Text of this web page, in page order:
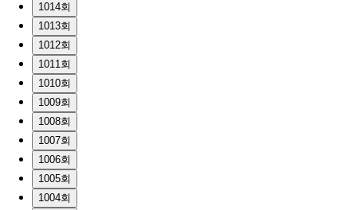
1014회
1013회
1012회
1011회
1010회
1009회
1008회
1007회
1006회
1005회
1004회